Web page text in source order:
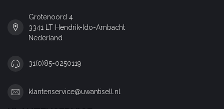
Grotenoord 4
3341 LT Hendrik-Ido-Ambacht
Nederland
31(0)85-0250119
klantenservice@uwantisell.nl